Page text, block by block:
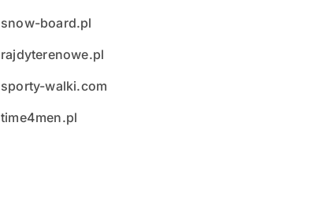
snow-board.pl
rajdyterenowe.pl
sporty-walki.com
time4men.pl